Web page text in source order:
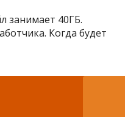
занимает 40ГБ.
Когда будет